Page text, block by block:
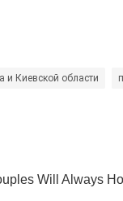
и Киевской области